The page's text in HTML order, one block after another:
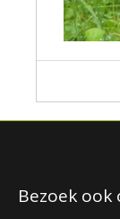
Bezoek